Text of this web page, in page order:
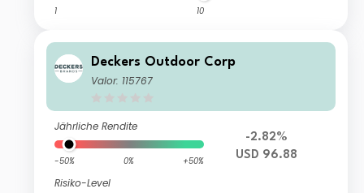
1 10
Deckers Outdoor Corp
Valor: 115767
Jährliche Rendite
-50% 0% +50%
Risiko-Level
-2.82%
USD 96.88